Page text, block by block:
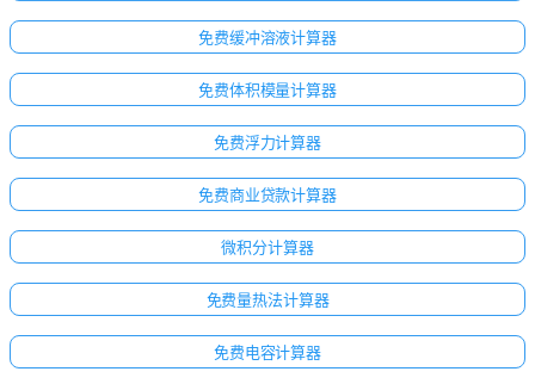
免费缓冲溶液计算器
免费体积模量计算器
免费浮力计算器
免费商业贷款计算器
微积分计算器
免费量热法计算器
免费电容计算器